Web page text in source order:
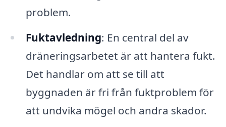
problem.
Fuktavledning: En central del av
dräneringsarbetet är att hantera fukt.
Det handlar om att se till att
byggnaden är fri från fuktproblem för
att undvika mögel och andra skador.